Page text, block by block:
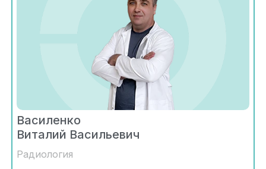
Василенко
Виталий Васильевич
Радиология